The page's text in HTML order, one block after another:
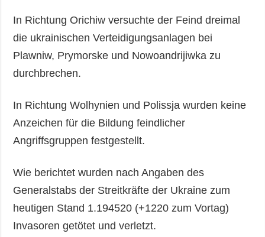
In Richtung Orichiw versuchte der Feind dreimal
die ukrainischen Verteidigungsanlagen bei
Plawniw, Prymorske und Nowoandrijiwka zu
durchbrechen.
In Richtung Wolhynien und Polissja wurden keine
Anzeichen für die Bildung feindlicher
Angriffsgruppen festgestellt.
Wie berichtet wurden nach Angaben des
Generalstabs der Streitkräfte der Ukraine zum
heutigen Stand 1.194520 (+1220 zum Vortag)
Invasoren getötet und verletzt.